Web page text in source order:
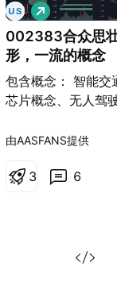
002383合众思
形，一流的概念
包含概念： 智能交
芯片概念、无人驾
利、农机、地方国
灯杆、时空大数据
做
多
由AASFANS提供
6
3